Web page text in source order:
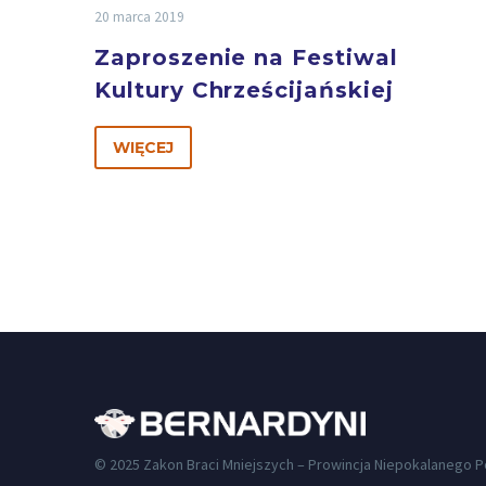
20 marca 2019
Zaproszenie na Festiwal
Kultury Chrześcijańskiej
WIĘCEJ
© 2025 Zakon Braci Mniejszych – Prowincja Niepokalanego